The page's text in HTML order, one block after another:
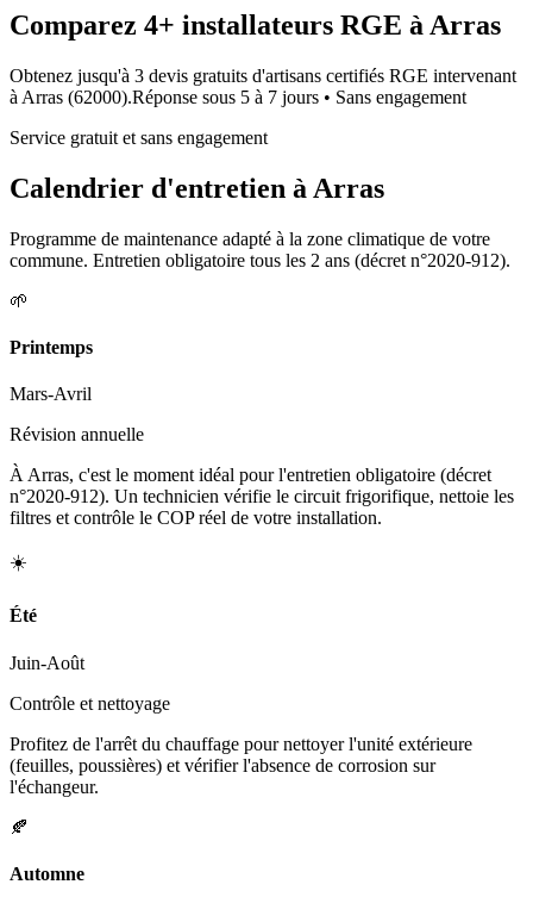
Comparez 4+ installateurs RGE à Arras
Obtenez jusqu'à 3 devis gratuits d'artisans certifiés RGE intervenant
à Arras (62000).Réponse sous 5 à 7 jours • Sans engagement
Service gratuit et sans engagement
Calendrier d'entretien à Arras
Programme de maintenance adapté à la zone climatique de votre
commune. Entretien obligatoire tous les 2 ans (décret n°2020-912).
🌱
Printemps
Mars-Avril
Révision annuelle
À Arras, c'est le moment idéal pour l'entretien obligatoire (décret
n°2020-912). Un technicien vérifie le circuit frigorifique, nettoie les
filtres et contrôle le COP réel de votre installation.
☀️
Été
Juin-Août
Contrôle et nettoyage
Profitez de l'arrêt du chauffage pour nettoyer l'unité extérieure
(feuilles, poussières) et vérifier l'absence de corrosion sur
l'échangeur.
🍂
Automne